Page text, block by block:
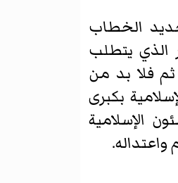
الخطاب
الذي يتطلب
فلا بد من
بكبرى
الإسلامية